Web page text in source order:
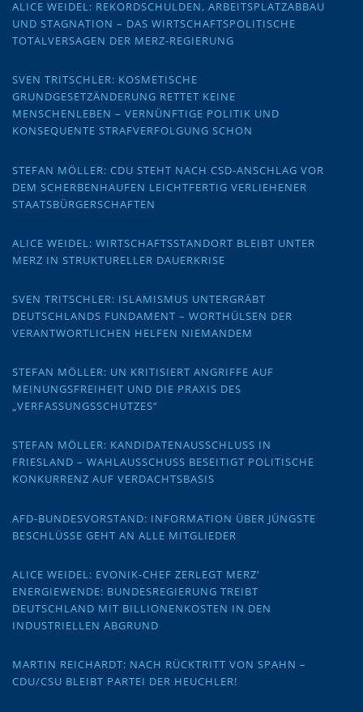
ALICE WEIDEL: REKORDSCHULDEN, ARBEITSPLATZABBAU
UND STAGNATION – DAS WIRTSCHAFTSPOLITISCHE
TOTALVERSAGEN DER MERZ-REGIERUNG
SVEN TRITSCHLER: KOSMETISCHE
GRUNDGESETZÄNDERUNG RETTET KEINE
MENSCHENLEBEN – VERNÜNFTIGE POLITIK UND
KONSEQUENTE STRAFVERFOLGUNG SCHON
STEFAN MÖLLER: CDU STEHT NACH CSD-ANSCHLAG VOR
DEM SCHERBENHAUFEN LEICHTFERTIG VERLIEHENER
STAATSBÜRGERSCHAFTEN
ALICE WEIDEL: WIRTSCHAFTSSTANDORT BLEIBT UNTER
MERZ IN STRUKTURELLER DAUERKRISE
SVEN TRITSCHLER: ISLAMISMUS UNTERGRÄBT
DEUTSCHLANDS FUNDAMENT – WORTHÜLSEN DER
VERANTWORTLICHEN HELFEN NIEMANDEM
STEFAN MÖLLER: UN KRITISIERT ANGRIFFE AUF
MEINUNGSFREIHEIT UND DIE PRAXIS DES
„VERFASSUNGSSCHUTZES“
STEFAN MÖLLER: KANDIDATENAUSSCHLUSS IN
FRIESLAND – WAHLAUSSCHUSS BESEITIGT POLITISCHE
KONKURRENZ AUF VERDACHTSBASIS
AFD-BUNDESVORSTAND: INFORMATION ÜBER JÜNGSTE
BESCHLÜSSE GEHT AN ALLE MITGLIEDER
ALICE WEIDEL: EVONIK-CHEF ZERLEGT MERZ‘
ENERGIEWENDE: BUNDESREGIERUNG TREIBT
DEUTSCHLAND MIT BILLIONENKOSTEN IN DEN
INDUSTRIELLEN ABGRUND
MARTIN REICHARDT: NACH RÜCKTRITT VON SPAHN –
CDU/CSU BLEIBT PARTEI DER HEUCHLER!